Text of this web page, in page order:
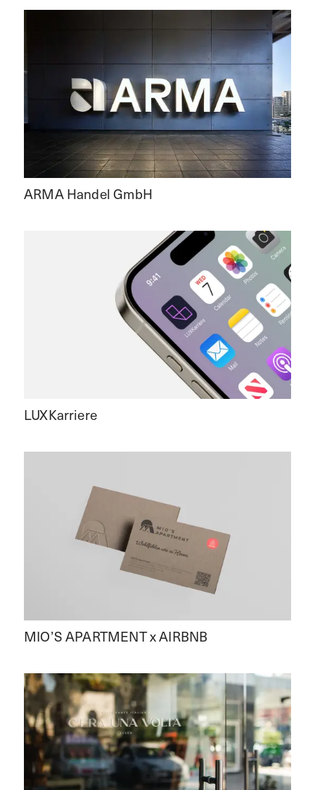
ARMA Handel GmbH
LUXKarriere
MIO’S APARTMENT x AIRBNB